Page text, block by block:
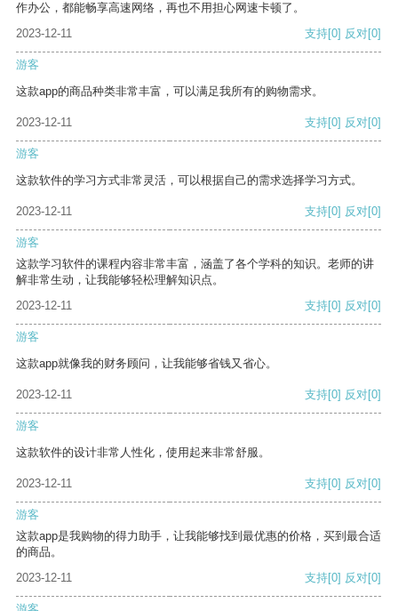
作办公，都能畅享高速网络，再也不用担心网速卡顿了。
2023-12-11
支持[0] 反对[0]
游客
这款app的商品种类非常丰富，可以满足我所有的购物需求。
2023-12-11 支持[0] 反对[0]
游客
这款软件的学习方式非常灵活，可以根据自己的需求选择学习方式。
2023-12-11 支持[0] 反对[0]
游客
这款学习软件的课程内容非常丰富，涵盖了各个学科的知识。老师的讲
解非常生动，让我能够轻松理解知识点。
2023-12-11
支持[0] 反对[0]
游客
这款app就像我的财务顾问，让我能够省钱又省心。
2023-12-11 支持[0] 反对[0]
游客
这款软件的设计非常人性化，使用起来非常舒服。
2023-12-11 支持[0] 反对[0]
游客
这款app是我购物的得力助手，让我能够找到最优惠的价格，买到最合适
的商品。
2023-12-11
支持[0] 反对[0]